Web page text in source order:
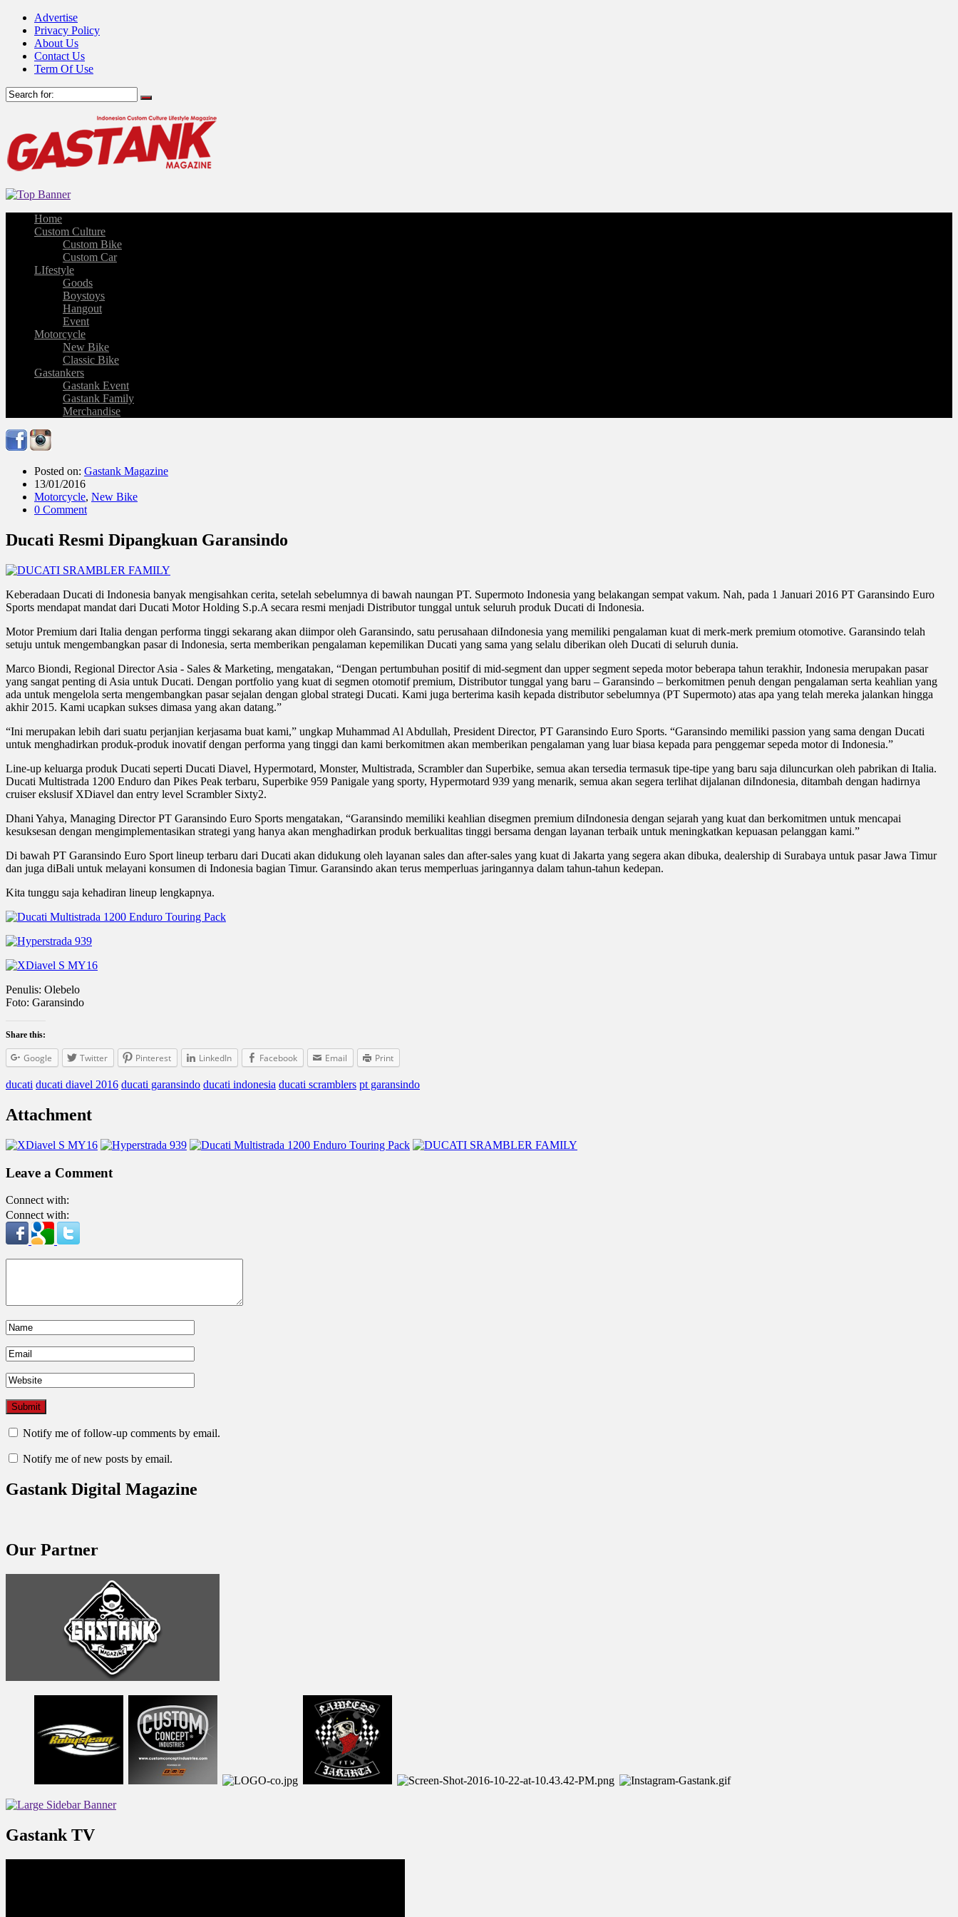
Advertise
Privacy Policy
About Us
Contact Us
Term Of Use
Home
Custom Culture
Custom Bike
Custom Car
LIfestyle
Goods
Boystoys
Hangout
Event
Motorcycle
New Bike
Classic Bike
Gastankers
Gastank Event
Gastank Family
Merchandise
Posted on: Gastank Magazine
13/01/2016
Motorcycle, New Bike
0 Comment
Ducati Resmi Dipangkuan Garansindo
Keberadaan Ducati di Indonesia banyak mengisahkan cerita, setelah sebelumnya di bawah naungan PT. Supermoto Indonesia yang belakangan sempat vakum. Nah, pada 1 Januari 2016 PT Garansindo Euro
Sports mendapat mandat dari Ducati Motor Holding S.p.A secara resmi menjadi Distributor tunggal untuk seluruh produk Ducati di Indonesia.
Motor Premium dari Italia dengan performa tinggi sekarang akan diimpor oleh Garansindo, satu perusahaan diIndonesia yang memiliki pengalaman kuat di merk-merk premium otomotive. Garansindo telah
setuju untuk mengembangkan pasar di Indonesia, serta memberikan pengalaman kepemilikan Ducati yang sama yang selalu diberikan oleh Ducati di seluruh dunia.
Marco Biondi, Regional Director Asia - Sales & Marketing, mengatakan, “Dengan pertumbuhan positif di mid-segment dan upper segment sepeda motor beberapa tahun terakhir, Indonesia merupakan pasar
yang sangat penting di Asia untuk Ducati. Dengan portfolio yang kuat di segmen otomotif premium, Distributor tunggal yang baru – Garansindo – berkomitmen penuh dengan pengalaman serta keahlian yang
ada untuk mengelola serta mengembangkan pasar sejalan dengan global strategi Ducati. Kami juga berterima kasih kepada distributor sebelumnya (PT Supermoto) atas apa yang telah mereka jalankan hingga
akhir 2015. Kami ucapkan sukses dimasa yang akan datang.”
“Ini merupakan lebih dari suatu perjanjian kerjasama buat kami,” ungkap Muhammad Al Abdullah, President Director, PT Garansindo Euro Sports. “Garansindo memiliki passion yang sama dengan Ducati
untuk menghadirkan produk-produk inovatif dengan performa yang tinggi dan kami berkomitmen akan memberikan pengalaman yang luar biasa kepada para penggemar sepeda motor di Indonesia.”
Line-up keluarga produk Ducati seperti Ducati Diavel, Hypermotard, Monster, Multistrada, Scrambler dan Superbike, semua akan tersedia termasuk tipe-tipe yang baru saja diluncurkan oleh pabrikan di Italia.
Ducati Multistrada 1200 Enduro dan Pikes Peak terbaru, Superbike 959 Panigale yang sporty, Hypermotard 939 yang menarik, semua akan segera terlihat dijalanan diIndonesia, ditambah dengan hadirnya
cruiser ekslusif XDiavel dan entry level Scrambler Sixty2.
Dhani Yahya, Managing Director PT Garansindo Euro Sports mengatakan, “Garansindo memiliki keahlian disegmen premium diIndonesia dengan sejarah yang kuat dan berkomitmen untuk mencapai
kesuksesan dengan mengimplementasikan strategi yang hanya akan menghadirkan produk berkualitas tinggi bersama dengan layanan terbaik untuk meningkatkan kepuasan pelanggan kami.”
Di bawah PT Garansindo Euro Sport lineup terbaru dari Ducati akan didukung oleh layanan sales dan after-sales yang kuat di Jakarta yang segera akan dibuka, dealership di Surabaya untuk pasar Jawa Timur
dan juga diBali untuk melayani konsumen di Indonesia bagian Timur. Garansindo akan terus memperluas jaringannya dalam tahun-tahun kedepan.
Kita tunggu saja kehadiran lineup lengkapnya.
Penulis: Olebelo
Foto: Garansindo
Share this:
Google Twitter Pinterest LinkedIn Facebook Email Print
ducati ducati diavel 2016 ducati garansindo ducati indonesia ducati scramblers pt garansindo
Attachment
Leave a Comment
Connect with:
Connect with:
Notify me of follow-up comments by email.
Notify me of new posts by email.
Gastank Digital Magazine
Our Partner
Gastank TV